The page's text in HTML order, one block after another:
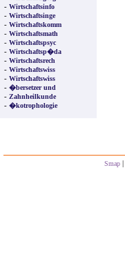
- Wirtschaftsinfo
- Wirtschaftsinge
- Wirtschaftskomm
- Wirtschaftsmath
- Wirtschaftspsyc
- Wirtschaftsp�da
- Wirtschaftsrech
- Wirtschaftswiss
- Wirtschaftswiss
- �bersetzer und
- Zahnheilkunde
- �kotrophologie
Smap |